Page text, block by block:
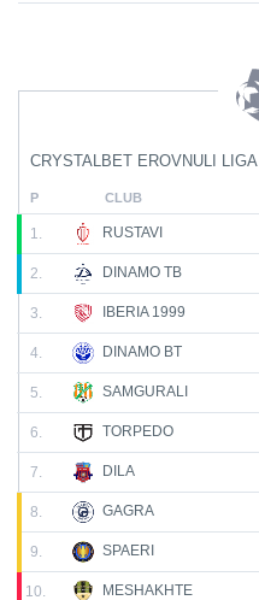
CRYSTALBET EROVNULI LIGA
P CLUB
1. RUSTAVI
2. DINAMO TB
3. IBERIA 1999
4. DINAMO BT
5. SAMGURALI
6. TORPEDO
7. DILA
8. GAGRA
9. SPAERI
10. MESHAKHTE